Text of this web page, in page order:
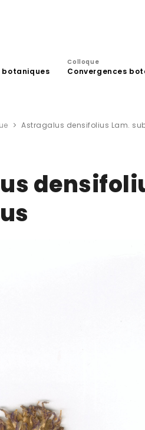
botaniques
Colloque
Convergences
Astragalus densifolius Lam.